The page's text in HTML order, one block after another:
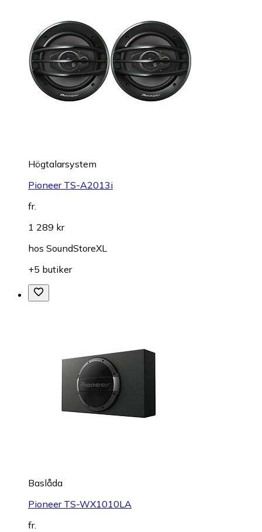
Högtalarsystem
Pioneer TS-A2013i
fr.
1 289 kr
hos SoundStoreXL
+5 butiker
Baslåda
Pioneer TS-WX1010LA
fr.